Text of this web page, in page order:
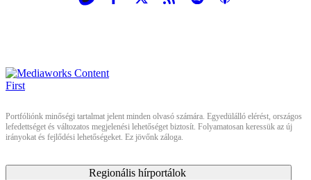
Portfóliónk minőségi tartalmat jelent minden olvasó számára. Egyedülálló elérést, országos
lefedettséget és változatos megjelenési lehetőséget biztosít. Folyamatosan keressük az új
irányokat és fejlődési lehetőségeket. Ez jövőnk záloga.
Regionális hírportálok